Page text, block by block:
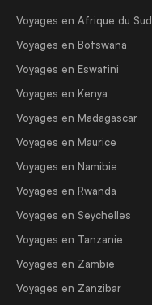
Voyages en Afrique du Sud
Voyages en Botswana
Voyages en Eswatini
Voyages en Kenya
Voyages en Madagascar
Voyages en Maurice
Voyages en Namibie
Voyages en Rwanda
Voyages en Seychelles
Voyages en Tanzanie
Voyages en Zambie
Voyages en Zanzibar